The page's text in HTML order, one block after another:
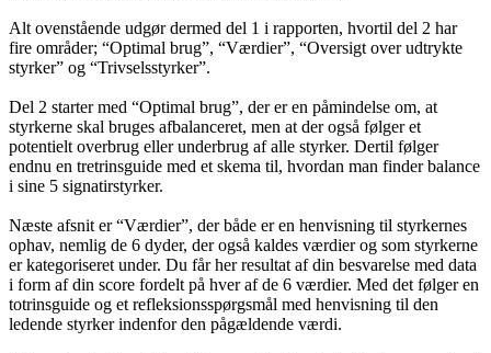
Alt ovenstående udgør dermed del 1 i rapporten, hvortil del 2 har
fire områder; “Optimal brug”, “Værdier”, “Oversigt over udtrykte
styrker” og “Trivselsstyrker”.
Del 2 starter med “Optimal brug”, der er en påmindelse om, at
styrkerne skal bruges afbalanceret, men at der også følger et
potentielt overbrug eller underbrug af alle styrker. Dertil følger
endnu en tretrinsguide med et skema til, hvordan man finder balance
i sine 5 signatirstyrker.
Næste afsnit er “Værdier”, der både er en henvisning til styrkernes
ophav, nemlig de 6 dyder, der også kaldes værdier og som styrkerne
er kategoriseret under. Du får her resultat af din besvarelse med data
i form af din score fordelt på hver af de 6 værdier. Med det følger en
totrinsguide og et refleksionsspørgsmål med henvisning til den
ledende styrker indenfor den pågældende værdi.